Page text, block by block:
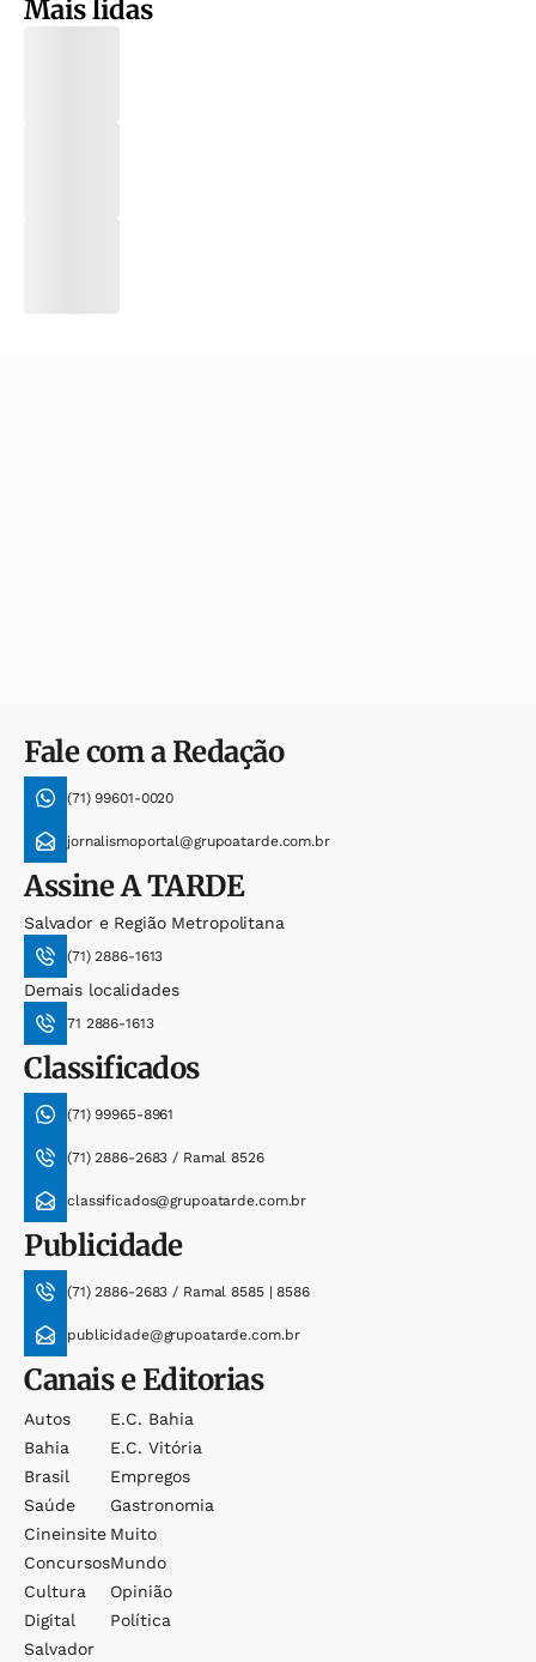
Mais lidas
Fale com a Redação
(71) 99601-0020
jornalismoportal@grupoatarde.com.br
AssineA TARDE
Salvador e Região Metropolitana
(71) 2886-1613
Demais localidades
71 2886-1613
Classificados
(71) 99965-8961
(71) 2886-2683 / Ramal 8526
classificados@grupoatarde.com.br
Publicidade
(71) 2886-2683 / Ramal 8585 | 8586
publicidade@grupoatarde.com.br
Canais e Editorias
Autos
Bahia
Brasil
Saúde
Cineinsite
Concursos
Cultura
Digital
Salvador
E.c. Bahia
E.c. Vitória
Empregos
Gastronomia
Muito
Mundo
Opinião
Política